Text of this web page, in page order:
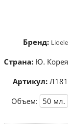
Бренд: Lioele
Страна: Ю. Корея
Артикул: Л181
Объем: 50 мл.